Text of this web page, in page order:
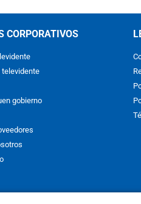
CORPORATIVOS
televidente
gobierno